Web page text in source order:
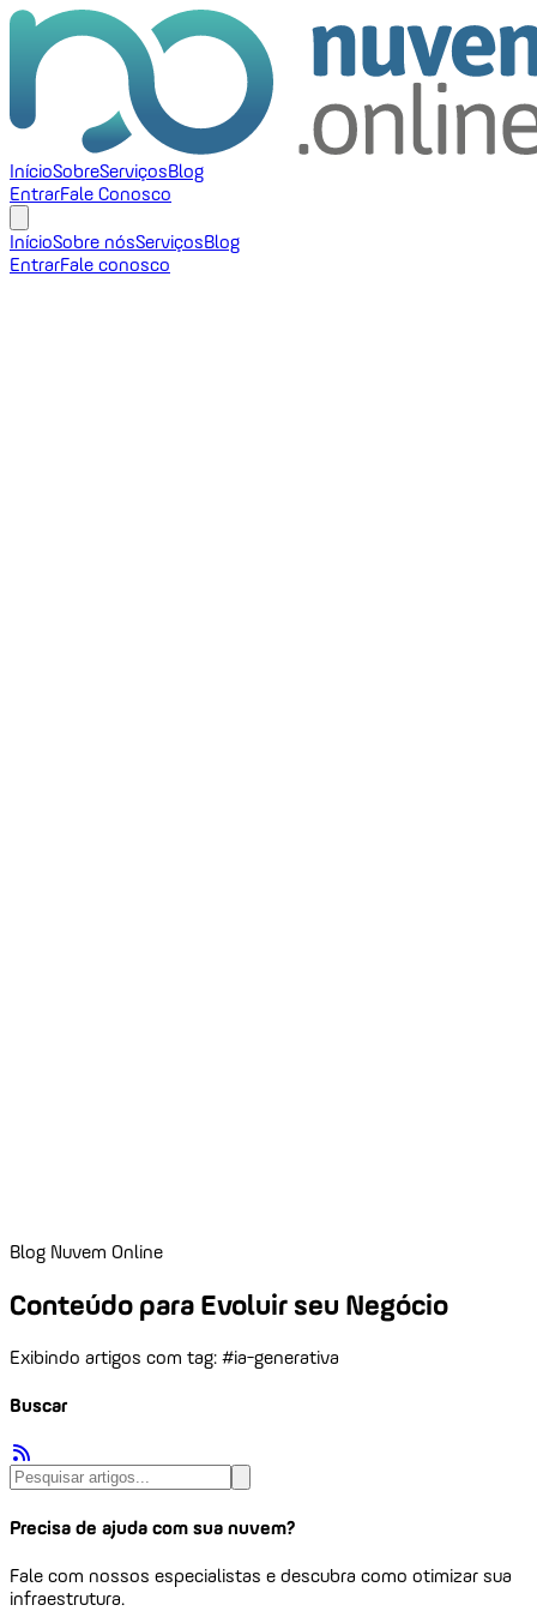
InícioSobreServiçosBlog
EntrarFale Conosco
InícioSobre nósServiçosBlog
EntrarFale conosco
Blog Nuvem Online
Conteúdo para Evoluir seu Negócio
Exibindo artigos com tag: #ia-generativa
Buscar
Precisa de ajuda com sua nuvem?
Fale com nossos especialistas e descubra como otimizar sua
infraestrutura.